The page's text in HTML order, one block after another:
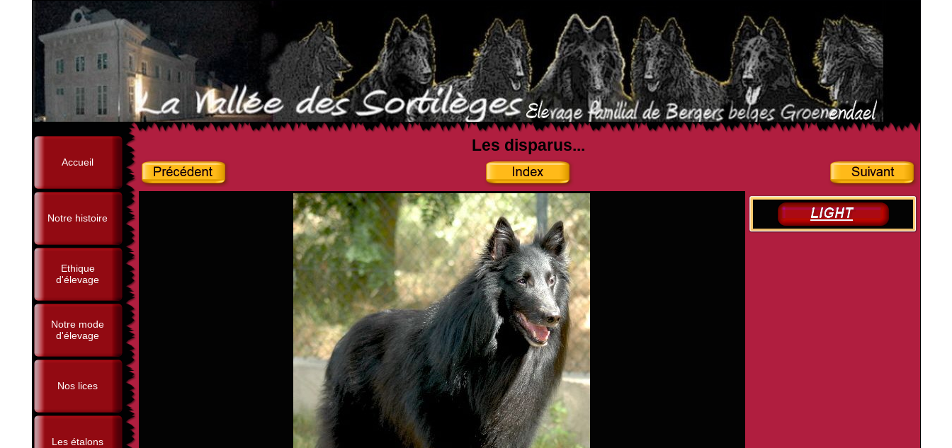
Accueil
Notre histoire
Ethique
d'élevage
Notre mode
d'élevage
Nos lices
Les étalons
Les disparus...